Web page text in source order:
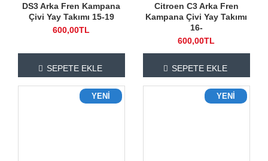
DS3 Arka Fren Kampana
Çivi Yay Takımı 15-19
600,00TL
SEPETE EKLE
Citroen C3 Arka Fren
Kampana Çivi Yay Takımı
16-
600,00TL
SEPETE EKLE
YENI YENI